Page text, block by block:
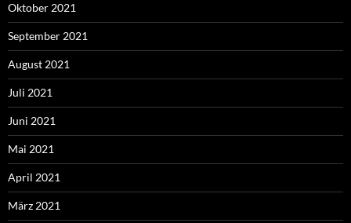
Oktober 2021
September 2021
August 2021
Juli 2021
Juni 2021
Mai 2021
April 2021
März 2021